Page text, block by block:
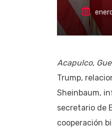
Acapulco,
Trump,
Sheinbaum,
secretario de
cooperación